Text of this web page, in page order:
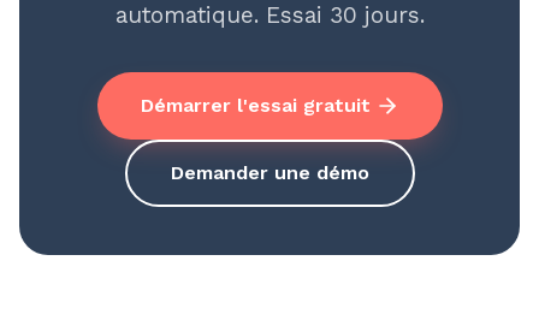
automatique. Essai 30 jours.
Démarrer l'essai gratuit
Demander une démo